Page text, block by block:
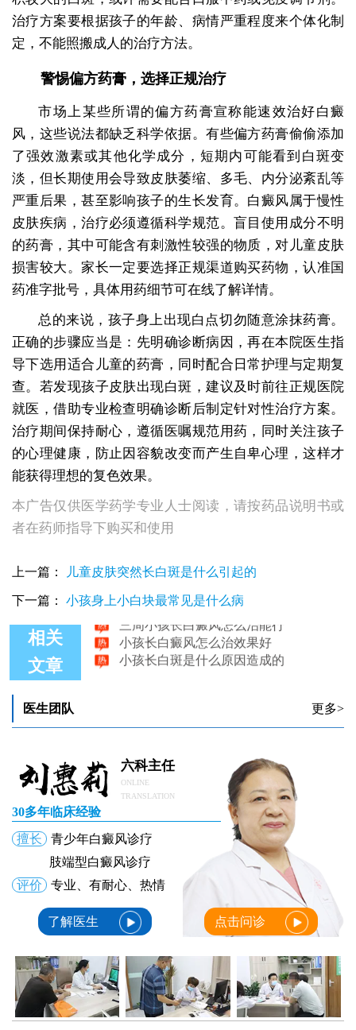
治疗方案要根据孩子的年龄、病情严重程度来个体化制
定，不能照搬成人的治疗方法。
警惕偏方药膏，选择正规治疗
市场上某些所谓的偏方药膏宣称能速效治好白癜
风，这些说法都缺乏科学依据。有些偏方药膏偷偷添加
了强效激素或其他化学成分，短期内可能看到白斑变
淡，但长期使用会导致皮肤萎缩、多毛、内分泌紊乱等
严重后果，甚至影响孩子的生长发育。白癜风属于慢性
皮肤疾病，治疗必须遵循科学规范。盲目使用成分不明
的药膏，其中可能含有刺激性较强的物质，对儿童皮肤
损害较大。家长一定要选择正规渠道购买药物，认准国
药准字批号，具体用药细节可在线了解详情。
总的来说，孩子身上出现白点切勿随意涂抹药膏。
正确的步骤应当是：先明确诊断病因，再在本院医生指
导下选用适合儿童的药膏，同时配合日常护理与定期复
查。若发现孩子皮肤出现白斑，建议及时前往正规医院
就医，借助专业检查明确诊断后制定针对性治疗方案。
治疗期间保持耐心，遵循医嘱规范用药，同时关注孩子
的心理健康，防止因容貌改变而产生自卑心理，这样才
能获得理想的复色效果。
本广告仅供医学药学专业人士阅读，请按药品说明书或
者在药师指导下购买和使用
上一篇： 儿童皮肤突然长白斑是什么引起的
下一篇： 小孩身上小白块最常见是什么病
相关
文章
小孩长白癜风是什么原因引起的
小孩长白癜风治好的几率大吗
三周小孩长白癜风怎么治能行
小孩长白癜风怎么治效果好
小孩长白斑是什么原因造成的
医生团队 更多>
六科主任
ONLINE
TRANSLATION
30多年临床经验
擅长
青少年白癜风诊疗
肢端型白癜风诊疗
评价
专业、有耐心、热情
了解医生 点击问诊